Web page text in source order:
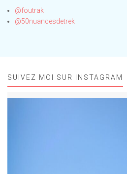
@foutrak
@50nuancesdetrek
SUIVEZ MOI SUR INSTAGRAM